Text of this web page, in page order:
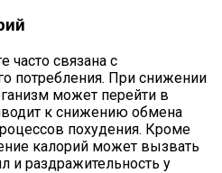
часто связана с
потребления. При снижении
может перейти в
к снижению обмена
похудения. Кроме
калорий может вызвать
и раздражительность у